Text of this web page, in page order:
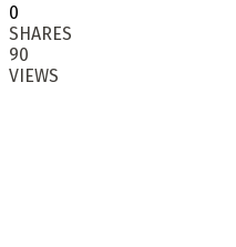
0
SHARES
90
VIEWS